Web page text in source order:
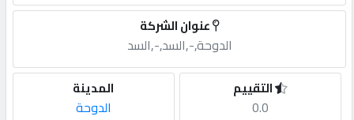
اعلانك
مطلوب
عنوان الشركة
الدوحة,-,السد,-,السد
المدينة
الدوحة
التقييم
0.0